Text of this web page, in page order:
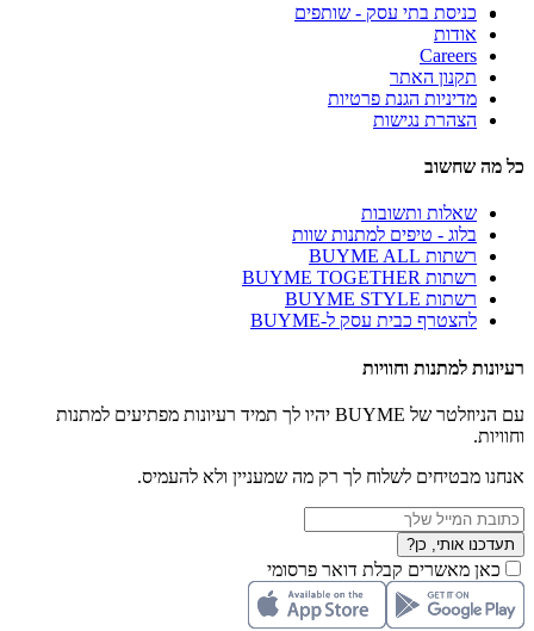
כניסת בתי עסק - שותפים
אודות
Careers
תקנון האתר
מדיניות הגנת פרטיות
הצהרת נגישות
כל מה שחשוב
שאלות ותשובות
בלוג - טיפים למתנות שוות
רשתות BUYME ALL
רשתות BUYME TOGETHER
רשתות BUYME STYLE
להצטרף כבית עסק ל-BUYME
רעיונות למתנות וחוויות
עם הניוזלטר של BUYME יהיו לך תמיד רעיונות מפתיעים למתנות
וחוויות.
אנחנו מבטיחים לשלוח לך רק מה שמעניין ולא להעמיס.
תעדכנו אותי, כן?
כאן מאשרים קבלת דואר פרסומי